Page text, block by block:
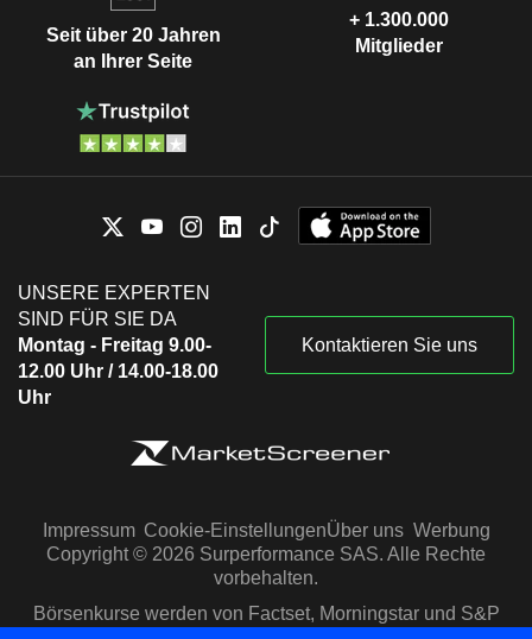
Seit über 20 Jahren
an Ihrer Seite
+ 1.300.000
Mitglieder
UNSERE EXPERTEN
SIND FÜR SIE DA
Montag - Freitag 9.00-
12.00 Uhr / 14.00-18.00
Uhr
Kontaktieren Sie uns
Impressum Cookie-EinstellungenÜber uns Werbung
Copyright © 2026 Surperformance SAS. Alle Rechte
vorbehalten.
Börsenkurse werden von Factset, Morningstar und S&P